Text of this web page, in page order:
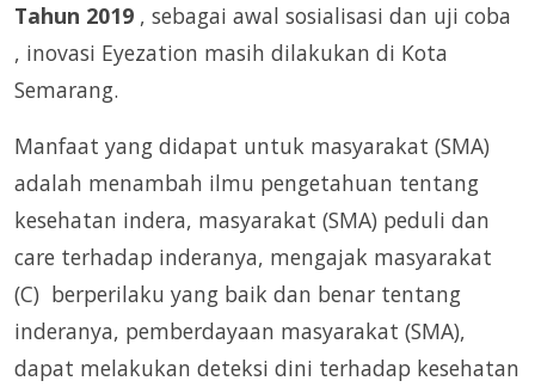
Tahun 2019 , sebagai awal sosialisasi dan uji coba
, inovasi Eyezation masih dilakukan di Kota
Semarang.
Manfaat yang didapat untuk masyarakat (SMA)
adalah menambah ilmu pengetahuan tentang
kesehatan indera, masyarakat (SMA) peduli dan
care terhadap inderanya, mengajak masyarakat
(C) berperilaku yang baik dan benar tentang
inderanya, pemberdayaan masyarakat (SMA),
dapat melakukan deteksi dini terhadap kesehatan